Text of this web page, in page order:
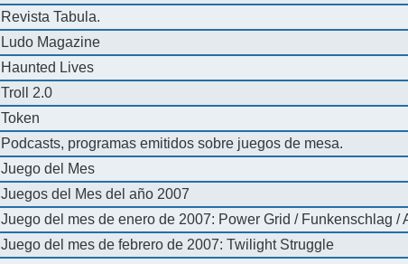
Revista Tabula.
Ludo Magazine
Haunted Lives
Troll 2.0
Token
Podcasts, programas emitidos sobre juegos de mesa.
Juego del Mes
Juegos del Mes del año 2007
Juego del mes de enero de 2007: Power Grid / Funkenschlag /
Juego del mes de febrero de 2007: Twilight Struggle